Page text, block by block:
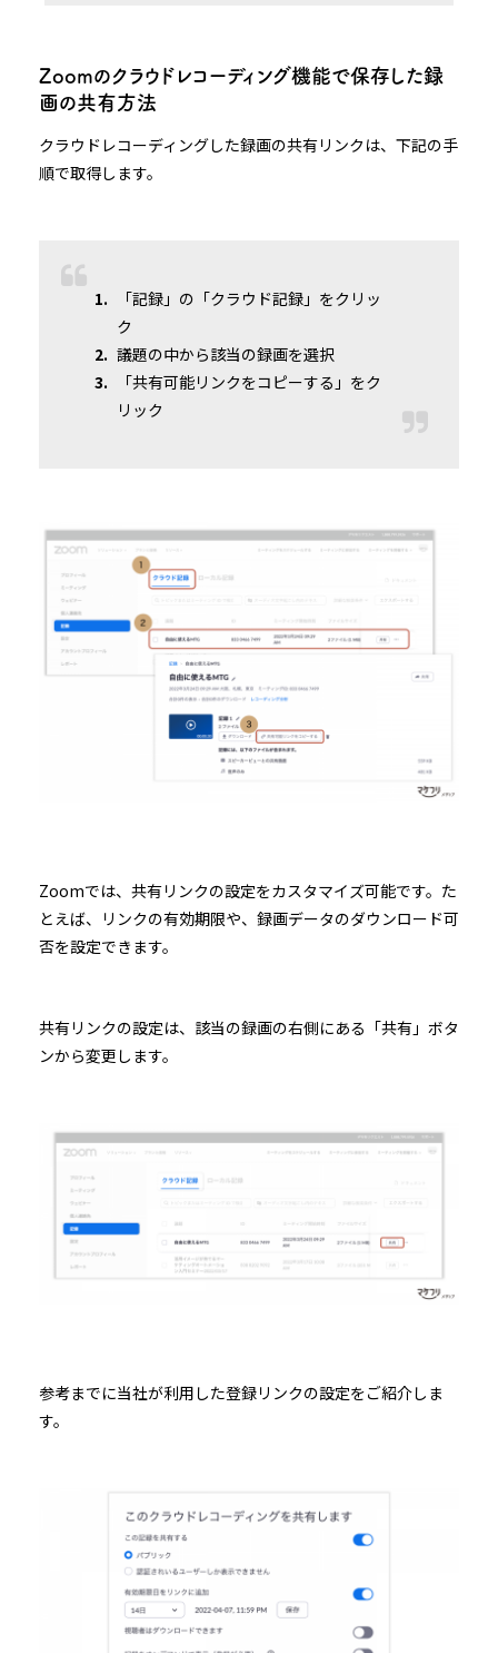
Zoomのクラウドレコーディング機能で保存した録
画の共有方法
クラウドレコーディングした録画の共有リンクは、下記の手
順で取得します。
「記録」の「クラウド記録」をクリッ
ク
議題の中から該当の録画を選択
「共有可能リンクをコピーする」をク
リック
Zoomでは、共有リンクの設定をカスタマイズ可能です。た
とえば、リンクの有効期限や、録画データのダウンロード可
否を設定できます。
共有リンクの設定は、該当の録画の右側にある「共有」ボタ
ンから変更します。
参考までに当社が利用した登録リンクの設定をご紹介しま
す。